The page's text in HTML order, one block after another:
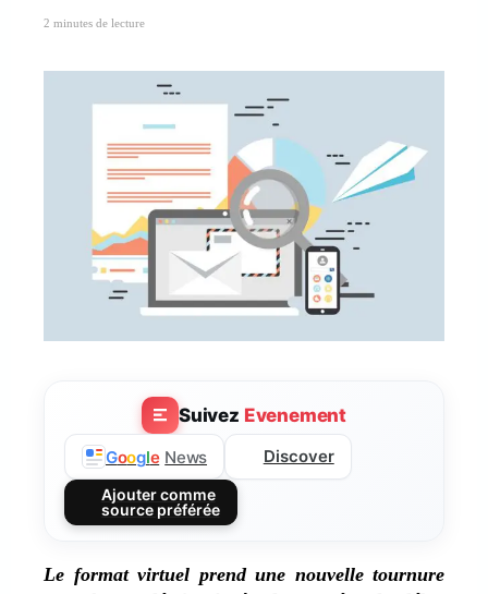
2 minutes de lecture
Suivez Evenement
Google News Discover
Ajouter comme
source préférée
Le format virtuel prend une nouvelle tournure